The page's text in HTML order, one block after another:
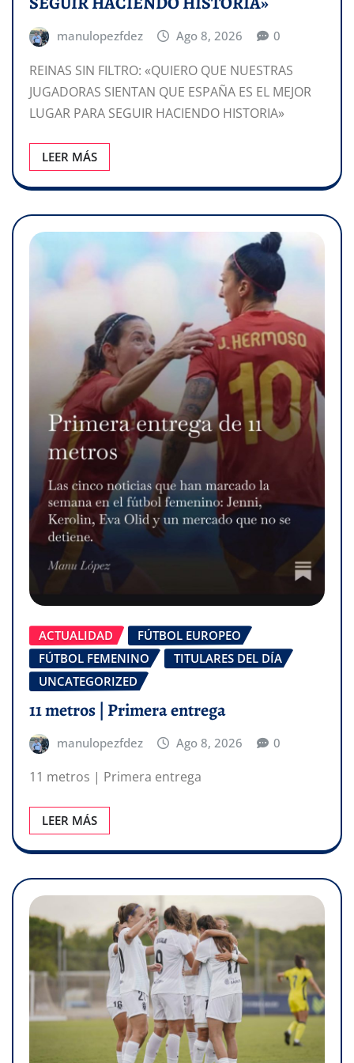
manulopezfdez Ago 8, 2026 0
REINAS SIN FILTRO: «QUIERO QUE NUESTRAS
JUGADORAS SIENTAN QUE ESPAÑA ES EL MEJOR
LUGAR PARA SEGUIR HACIENDO HISTORIA»
LEER MÁS
ACTUALIDAD
FÚTBOL EUROPEO
FÚTBOL FEMENINO
TITULARES DEL DÍA
UNCATEGORIZED
11 metros | Primera entrega
manulopezfdez Ago 8, 2026 0
11 metros | Primera entrega
LEER MÁS